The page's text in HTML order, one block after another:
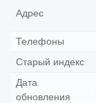
Адрес
Телефоны
Старый индекс
Дата
обновления